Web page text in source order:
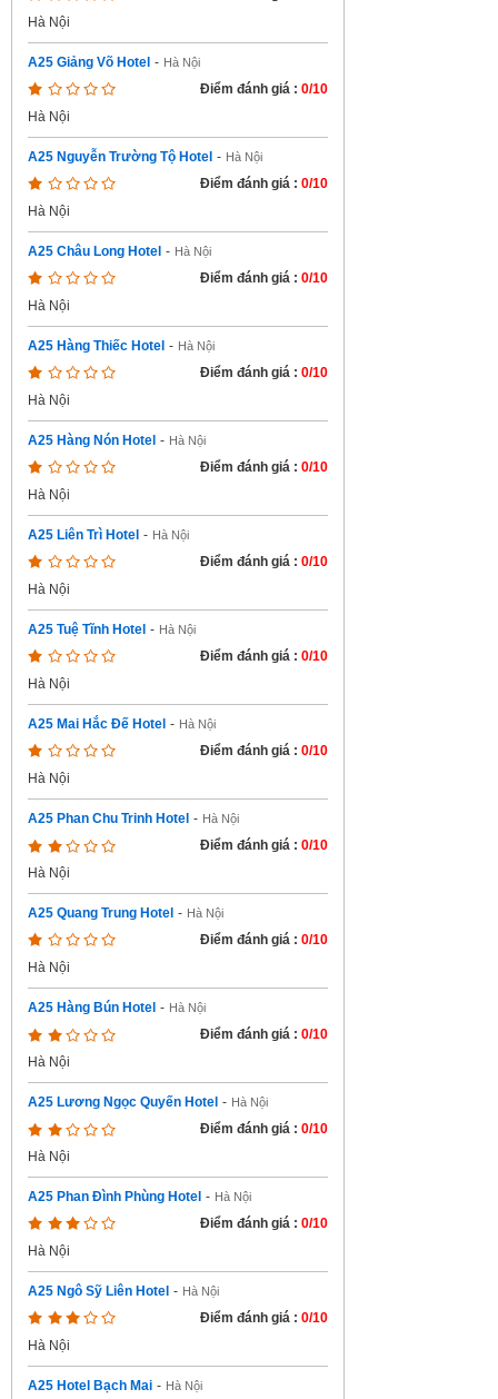
Hà Nội
A25 Giảng Võ Hotel - Hà Nội
Điểm đánh giá : 0/10
Hà Nội
A25 Nguyễn Trường Tộ Hotel - Hà Nội
Điểm đánh giá : 0/10
Hà Nội
A25 Châu Long Hotel - Hà Nội
Điểm đánh giá : 0/10
Hà Nội
A25 Hàng Thiếc Hotel - Hà Nội
Điểm đánh giá : 0/10
Hà Nội
A25 Hàng Nón Hotel - Hà Nội
Điểm đánh giá : 0/10
Hà Nội
A25 Liên Trì Hotel - Hà Nội
Điểm đánh giá : 0/10
Hà Nội
A25 Tuệ Tĩnh Hotel - Hà Nội
Điểm đánh giá : 0/10
Hà Nội
A25 Mai Hắc Đế Hotel - Hà Nội
Điểm đánh giá : 0/10
Hà Nội
A25 Phan Chu Trinh Hotel - Hà Nội
Điểm đánh giá : 0/10
Hà Nội
A25 Quang Trung Hotel - Hà Nội
Điểm đánh giá : 0/10
Hà Nội
A25 Hàng Bún Hotel - Hà Nội
Điểm đánh giá : 0/10
Hà Nội
A25 Lương Ngọc Quyến Hotel - Hà Nội
Điểm đánh giá : 0/10
Hà Nội
A25 Phan Đình Phùng Hotel - Hà Nội
Điểm đánh giá : 0/10
Hà Nội
A25 Ngô Sỹ Liên Hotel - Hà Nội
Điểm đánh giá : 0/10
Hà Nội
A25 Hotel Bạch Mai - Hà Nội